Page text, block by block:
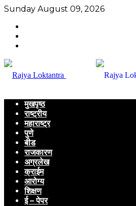
Sunday August 09, 2026
मुखपृष्ठ
राष्ट्रीय
महाराष्ट्र
पुणे
बीड
राजकारण
अग्रलेख
क्राईम
आरोग्य
शिक्षण
ई – पेपर